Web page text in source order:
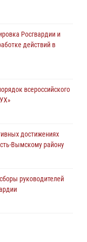
выезжали по сигналу
охраны
Росгвардии и
действий в
всероссийского
достижениях
Вымскому району
руководителей